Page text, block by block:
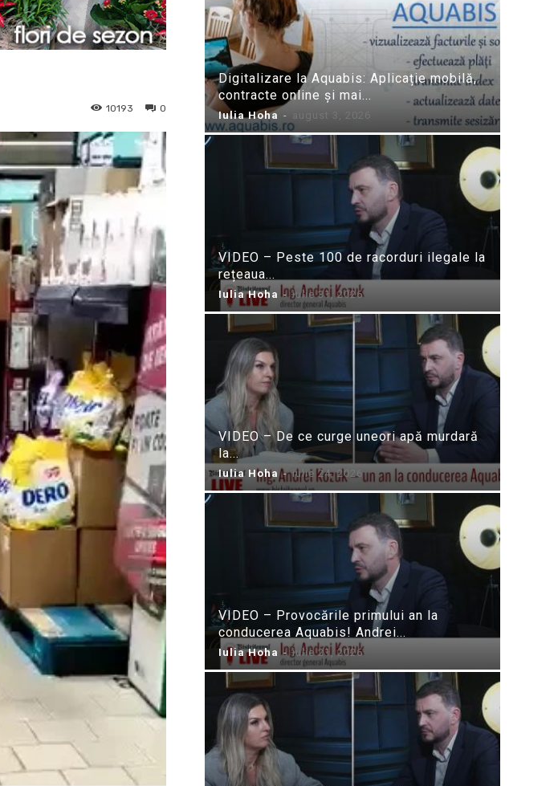
0
10193
Digitalizare la Aquabis: Aplicație mobilă,
contracte online și mai...
Iulia Hoha - august 3, 2026
VIDEO – Peste 100 de racorduri ilegale la
rețeaua...
Iulia Hoha - iulie 31, 2026
VIDEO – De ce curge uneori apă murdară
la...
Iulia Hoha - iulie 24, 2026
VIDEO – Provocările primului an la
conducerea Aquabis! Andrei...
Iulia Hoha - iulie 21, 2026